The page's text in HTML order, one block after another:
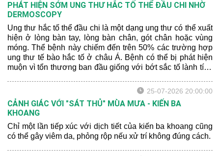
PHÁT HIỆN SỚM UNG THƯ HẮC TỐ THỂ ĐẦU CHI NHỜ
DERMOSCOPY
Ung thư hắc tố thể đầu chi là một dạng ung thư có thể xuất
hiện ở lòng bàn tay, lòng bàn chân, gót chân hoặc vùng
móng. Thể bệnh này chiếm đến trên 50% các trường hợp
ung thư tế bào hắc tố ở châu Á. Bệnh có thể bị phát hiện
muộn vì tổn thương ban đầu giống với bớt sắc tố lành tính
25-07-2026 20:00:00
CẢNH GIÁC VỚI "SÁT THỦ" MÙA MƯA - KIẾN BA
KHOANG
Chỉ một lần tiếp xúc với dịch tiết của kiến ba khoang cũng
có thể gây viêm da, phỏng rộp nếu xử trí không đúng cách.